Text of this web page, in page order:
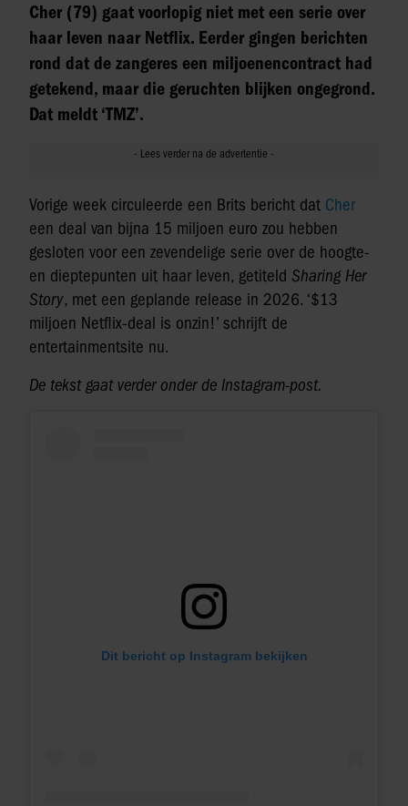
Cher (79) gaat voorlopig niet met een serie over
haar leven naar Netflix. Eerder gingen berichten
rond dat de zangeres een miljoenencontract had
getekend, maar die geruchten blijken ongegrond.
Dat meldt ‘TMZ’.
Vorige week circuleerde een Brits bericht dat Cher
een deal van bijna 15 miljoen euro zou hebben
gesloten voor een zevendelige serie over de hoogte-
en dieptepunten uit haar leven, getiteld Sharing Her
Story, met een geplande release in 2026. ‘$13
miljoen Netflix-deal is onzin!’ schrijft de
entertainmentsite nu.
De tekst gaat verder onder de Instagram-post.
Dit bericht op Instagram bekijken